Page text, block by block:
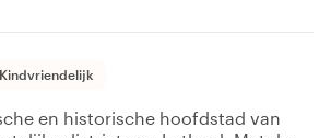
Kindvriendelijk
en historische hoofdstad van